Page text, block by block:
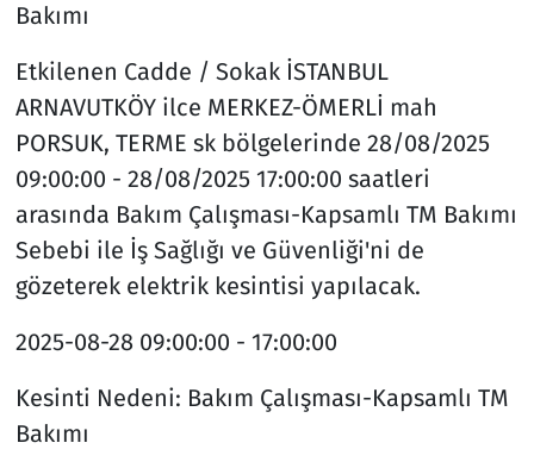
Bakımı
Etkilenen Cadde / Sokak İSTANBUL
ARNAVUTKÖY ilce MERKEZ-ÖMERLİ mah
PORSUK, TERME sk bölgelerinde 28/08/2025
09:00:00 - 28/08/2025 17:00:00 saatleri
arasında Bakım Çalışması-Kapsamlı TM Bakımı
Sebebi ile İş Sağlığı ve Güvenliği'ni de
gözeterek elektrik kesintisi yapılacak.
2025-08-28 09:00:00 - 17:00:00
Kesinti Nedeni: Bakım Çalışması-Kapsamlı TM
Bakımı